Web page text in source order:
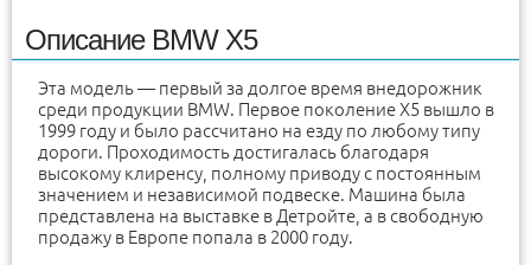
Описание BMW X5
Эта модель — первый за долгое время внедорожник
среди продукции BMW. Первое поколение X5 вышло в
1999 году и было рассчитано на езду по любому типу
дороги. Проходимость достигалась благодаря
высокому клиренсу, полному приводу с постоянным
значением и независимой подвеске. Машина была
представлена на выставке в Детройте, а в свободную
продажу в Европе попала в 2000 году.